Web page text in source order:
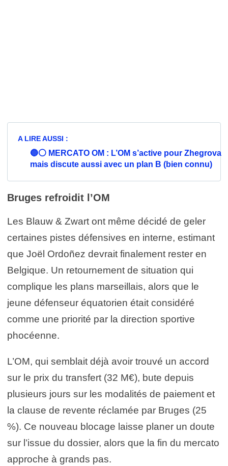
A LIRE AUSSI :
🔵️⚪️ MERCATO OM : L’OM s’active pour Zhegrova
mais discute aussi avec un plan B (bien connu)
Bruges refroidit l’OM
Les Blauw & Zwart ont même décidé de geler
certaines pistes défensives en interne, estimant
que Joël Ordoñez devrait finalement rester en
Belgique. Un retournement de situation qui
complique les plans marseillais, alors que le
jeune défenseur équatorien était considéré
comme une priorité par la direction sportive
phocéenne.
L’OM, qui semblait déjà avoir trouvé un accord
sur le prix du transfert (32 M€), bute depuis
plusieurs jours sur les modalités de paiement et
la clause de revente réclamée par Bruges (25
%). Ce nouveau blocage laisse planer un doute
sur l’issue du dossier, alors que la fin du mercato
approche à grands pas.